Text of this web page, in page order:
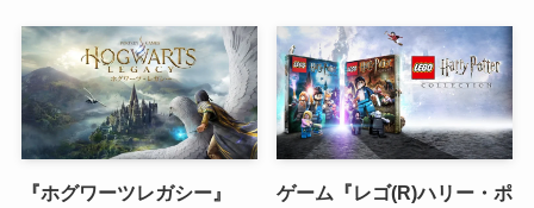
『ホグワーツレガシー』
ゲーム『レゴ(R)ハリー・ポ